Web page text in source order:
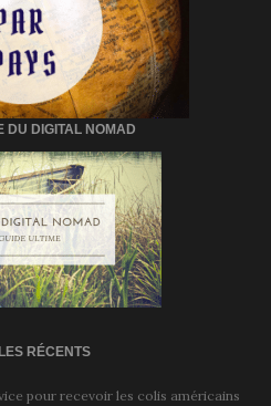
DU DIGITAL NOMAD
RÉCENTS
pour recevoir les colis américains